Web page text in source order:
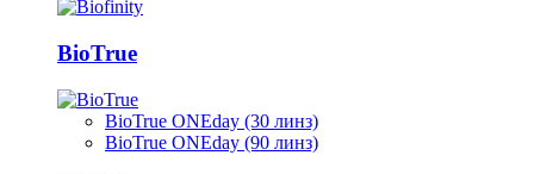
BioTrue
BioTrue ONEday (30 линз)
BioTrue ONEday (90 линз)